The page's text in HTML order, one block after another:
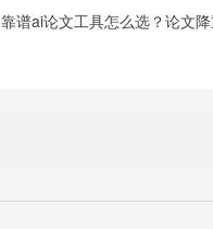
靠谱ai论文工具怎么选？论文